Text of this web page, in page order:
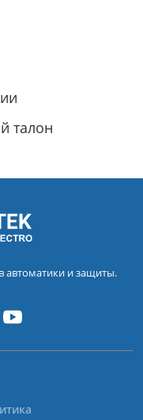
талон
автоматики и защиты.